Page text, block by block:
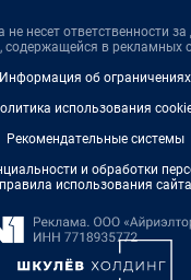
не несет ответственности
в рекламных
Информация об ограничениях
использования
Рекомендательные системы
и обработки
правила использования сайта